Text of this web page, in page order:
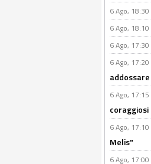
6 Ago,
6 Ago,
6 Ago,
6 Ago,
6 Ago,
coraggiosi
6 Ago,
Melis"
6 Ago,